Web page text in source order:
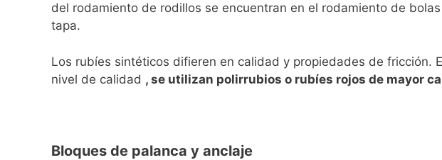
del rodamiento de rodillos se encuentran en el rodamiento de
tapa.
Los rubíes sintéticos difieren en calidad y propiedades de fricción.
nivel de calidad , se utilizan polirrubios o rubíes rojos de mayor
Bloques de palanca y anclaje